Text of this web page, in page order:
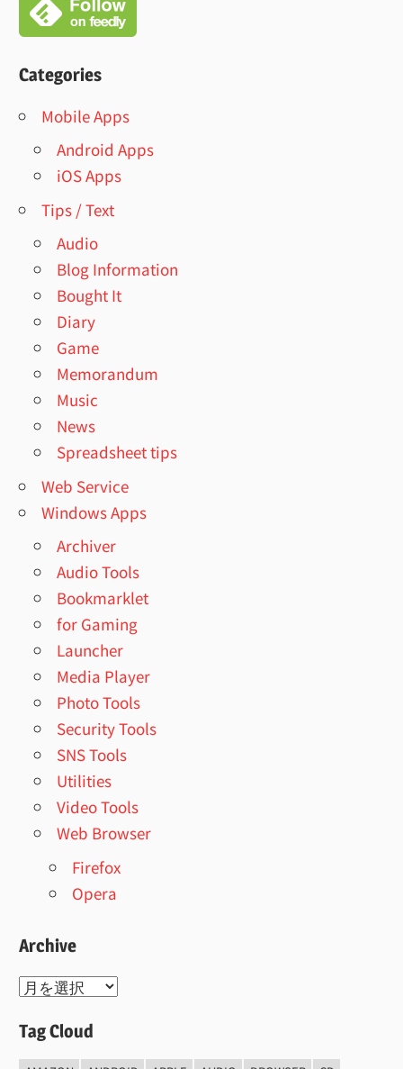
Categories
Mobile Apps
Android Apps
iOS Apps
Tips / Text
Audio
Blog Information
Bought It
Diary
Game
Memorandum
Music
News
Spreadsheet tips
Web Service
Windows Apps
Archiver
Audio Tools
Bookmarklet
for Gaming
Launcher
Media Player
Photo Tools
Security Tools
SNS Tools
Utilities
Video Tools
Web Browser
Firefox
Opera
Archive
Archive
Tag Cloud